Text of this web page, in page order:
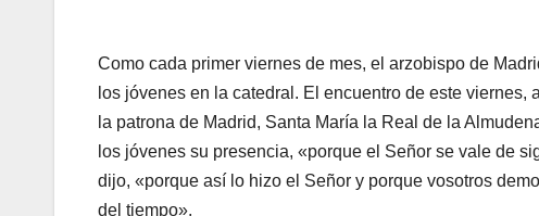
Como cada primer viernes de mes, el arzobispo de
los jóvenes en la catedral. El encuentro de este
la patrona de Madrid, Santa María la Real de la
los jóvenes su presencia, «porque el Señor se vale de
dijo, «porque así lo hizo el Señor y porque vosotros
del tiempo».